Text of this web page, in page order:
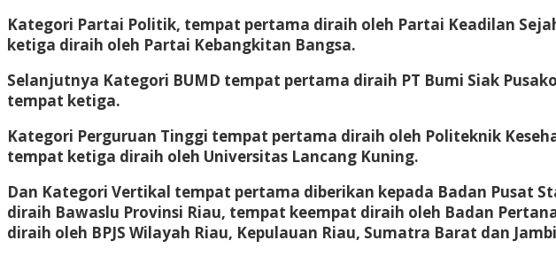
Kategori Partai Politik, tempat pertama diraih oleh Partai Keadilan
ketiga diraih oleh Partai Kebangkitan Bangsa.
Selanjutnya Kategori BUMD tempat pertama diraih PT Bumi Siak
tempat ketiga.
Kategori Perguruan Tinggi tempat pertama diraih oleh Politeknik
tempat ketiga diraih oleh Universitas Lancang Kuning.
Dan Kategori Vertikal tempat pertama diberikan kepada Badan Pusat
diraih Bawaslu Provinsi Riau, tempat keempat diraih oleh Badan
diraih oleh BPJS Wilayah Riau, Kepulauan Riau, Sumatra Barat dan